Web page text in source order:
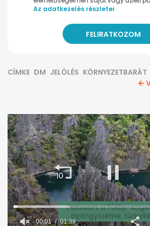
Az adatkezelés részletei
CÍMKE DM JELÖLÉS KÖRNYEZETBARÁT